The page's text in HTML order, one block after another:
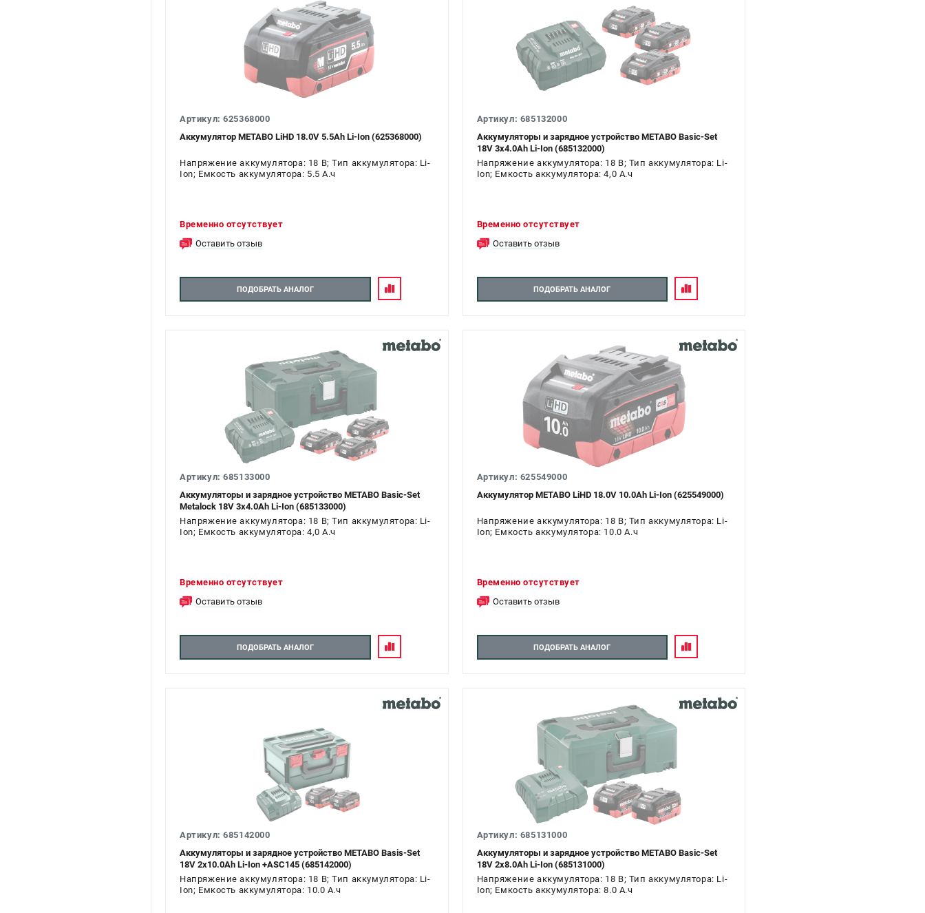
Артикул: 625368000
Аккумулятор METABO LiHD 18.0V 5.5Ah Li-Ion (625368000)
Напряжение аккумулятора: 18 В; Тип аккумулятора: Li-
Ion; Емкость аккумулятора: 5.5 А.ч
Временно отсутствует
Оставить отзыв
ПОДОБРАТЬ АНАЛОГ
Артикул: 685132000
Аккумуляторы и зарядное устройство METABO Basic-Set
18V 3х4.0Ah Li-Ion (685132000)
Напряжение аккумулятора: 18 В; Тип аккумулятора: Li-
Ion; Емкость аккумулятора: 4,0 А.ч
Временно отсутствует
Оставить отзыв
ПОДОБРАТЬ АНАЛОГ
Артикул: 685133000
Аккумуляторы и зарядное устройство METABO Basic-Set
Metalock 18V 3х4.0Ah Li-Ion (685133000)
Напряжение аккумулятора: 18 В; Тип аккумулятора: Li-
Ion; Емкость аккумулятора: 4,0 А.ч
Временно отсутствует
Оставить отзыв
ПОДОБРАТЬ АНАЛОГ
Артикул: 625549000
Аккумулятор METABO LiHD 18.0V 10.0Ah Li-Ion (625549000)
Напряжение аккумулятора: 18 В; Тип аккумулятора: Li-
Ion; Емкость аккумулятора: 10.0 А.ч
Временно отсутствует
Оставить отзыв
ПОДОБРАТЬ АНАЛОГ
Артикул: 685142000
Аккумуляторы и зарядное устройство METABO Basis-Set
18V 2х10.0Ah Li-Ion +ASC145 (685142000)
Напряжение аккумулятора: 18 В; Тип аккумулятора: Li-
Ion; Емкость аккумулятора: 10.0 А.ч
Артикул: 685131000
Аккумуляторы и зарядное устройство METABO Basic-Set
18V 2х8.0Ah Li-Ion (685131000)
Напряжение аккумулятора: 18 В; Тип аккумулятора: Li-
Ion; Емкость аккумулятора: 8.0 А.ч